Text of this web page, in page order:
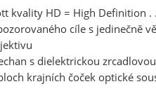
kvality HD = High Definition .
cíle s jedinečně
s dielektrickou
krajních čoček optické